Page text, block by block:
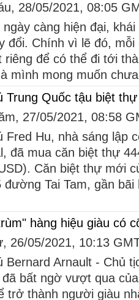
28/05/2021, 08:05
ngày càng hiện đại,
đổi. Chính vì lẽ đó, mỗi
để có thể đi tới
mình mong muốn
Trung Quốc tậu biệt
27/05/2021, 08:58
Fred Hu, nhà sáng lập
đã mua căn biệt thự
Căn biệt thự mới
Tai Tam, gần
hàng hiệu giàu có
26/05/2021, 10:13
Bernard Arnault - Chủ
đã bất ngờ vượt qua
trở thành người giàu